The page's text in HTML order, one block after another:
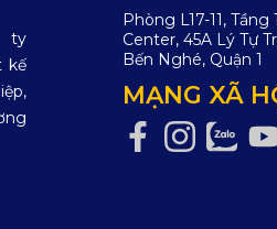
ty
kế
Phòng L17-11, Tầng
Center, 45A Lý Tự
Bến Nghé, Quận 1
MẠNG XÃ